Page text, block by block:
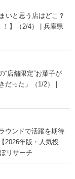
いと思う店はどこ？
！】（2/4） | 兵庫県
“店舗限定”お菓子が
った」（1/2） |
ウンドで活躍を期待
2026年版・人気投
リサーチ